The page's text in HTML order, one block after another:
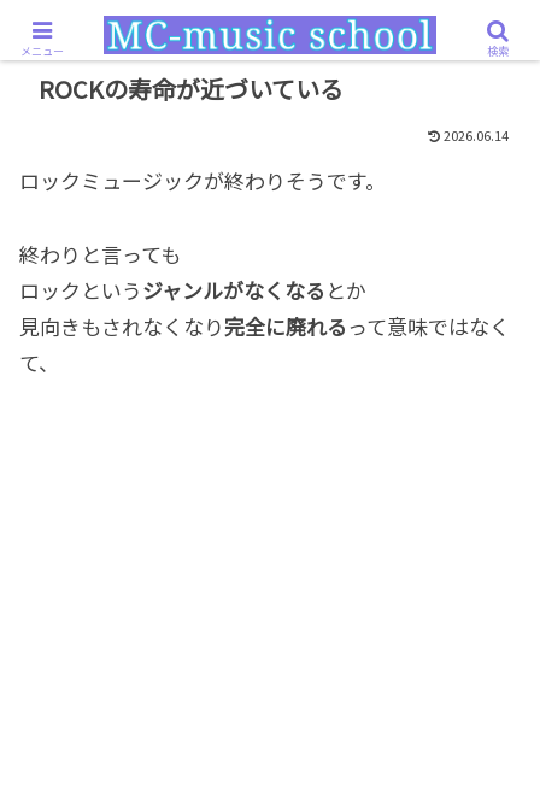
ホーム 思考・感覚 ROCKの寿命が近づいている
ROCKの寿命が近づいている
2026.06.14
ロックミュージックが終わりそうです。
終わりと言っても
ロックというジャンルがなくなる とか
見向きもされなくなり完全に廃れるって意味ではなく
て、
メニュー 検索